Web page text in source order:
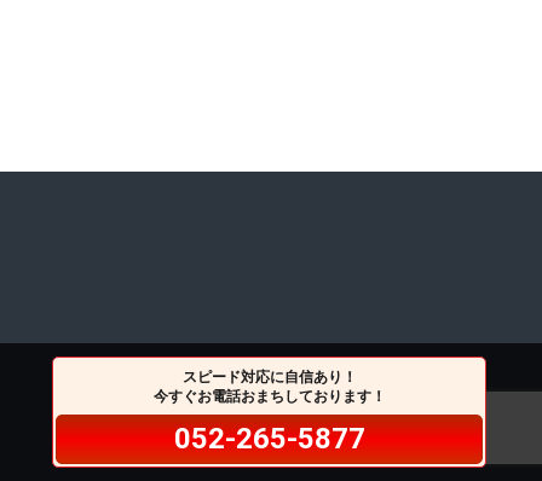
スピード対応に自信あり！
今すぐお電話おまちしております！
052-265-5877